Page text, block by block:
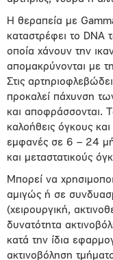
H θεραπεία με
καταστρέφει το
οποία χάνουν την
απομακρύνονται με
Στις
προκαλεί πάχυνση
και αποφράσσονται.
καλοήθεις όγκους και
εμφανές σε 6 – 24
και μεταστατικούς
Μπορεί να
αμιγώς ή σε
(χειρουργική,
δυνατότητα
κατά την ίδια
ακτινοβόληση